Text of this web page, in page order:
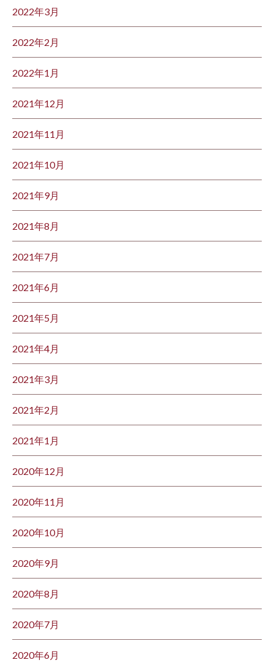
2022年3月
2022年2月
2022年1月
2021年12月
2021年11月
2021年10月
2021年9月
2021年8月
2021年7月
2021年6月
2021年5月
2021年4月
2021年3月
2021年2月
2021年1月
2020年12月
2020年11月
2020年10月
2020年9月
2020年8月
2020年7月
2020年6月